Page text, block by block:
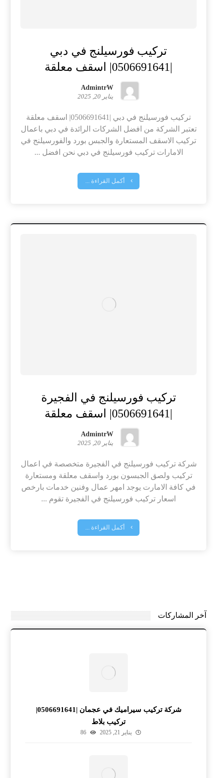
تركيب فورسيلنج في دبي
|0506691641| اسقف معلقة
AdmintrW
يناير 20, 2025
تركيب فورسيلنج في دبي |0506691641| اسقف معلقة
تعتبر الشركة من افضل الشركات الرائدة في دبي باعمال
تركيب الاسقف المستعارة والجبس بورد والفورسيلنج في
الامارات تركيب فورسيلنج في دبي نحن افضل ...
أكمل القراءة ...
تركيب فورسيلنج في الفجيرة
|0506691641| اسقف معلقة
AdmintrW
يناير 20, 2025
شركة تركيب فورسيلنج في الفجيرة متخصصة في اعمال
تركيب ولصق الجبسون بورد واسقف معلقة ومستعارة
في كافة الامارت يوجد امهر عمال وفنين خدمات بارخص
اسعار تركيب فورسيلنج في الفجيرة تقوم ...
أكمل القراءة ...
آخر المشاركات
شركة تركيب سيراميك في عجمان |0506691641|
تركيب بلاط
يناير 21, 2025 86